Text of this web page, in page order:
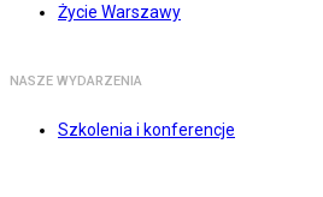
Życie Warszawy
NASZE WYDARZENIA
Szkolenia i konferencje